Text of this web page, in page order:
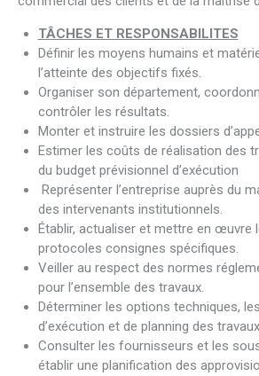
TÂCHES ET RESPONSABILITES
Définir les moyens humains et
l’atteinte des objectifs fixés.
Organiser son département,
contrôler les résultats.
Monter et instruire les dossiers
Estimer les coûts de réalisation des
du budget prévisionnel d’exécution
Représenter l’entreprise auprès du
des intervenants institutionnels.
Établir, actualiser et mettre en œuvre
protocoles consignes spécifiques.
Veiller au respect des normes
pour l’ensemble des travaux.
Déterminer les options techniques,
d’exécution et de planning des
Consulter les fournisseurs et les
établir une planification des